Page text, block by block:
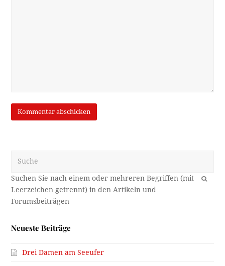
OK
Neueste Beiträge
Drei Damen am Seeufer